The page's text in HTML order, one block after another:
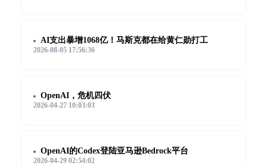
AI支出暴增1068亿！马斯克都在给黄仁勋打工
2026-08-05 17:56:36
OpenAI，危机四伏
2026-04-27 10:03:03
OpenAI的Codex登陆亚马逊Bedrock平台
2026-04-29 02:54:02